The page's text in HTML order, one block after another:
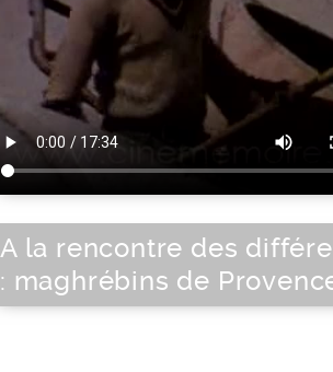
A la rencontre des
: maghrébins de